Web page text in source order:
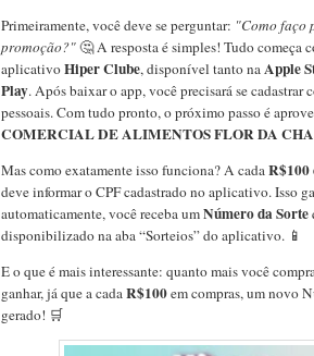
Primeiramente, você deve se perguntar: "Como faço
promoção?"🤔 A resposta é simples! Tudo começa
aplicativoHiper Clube, disponível tanto naApple
Play. Após baixar o app, você precisará se cadastrar
pessoais. Com tudo pronto, o próximo passo é
COMERCIAL DE ALIMENTOS FLOR DA
Mas como exatamente isso funciona? A cadaR$100
deve informar o CPF cadastrado no aplicativo. Isso
automaticamente, você receba umNúmero da Sorte
disponibilizado na aba “Sorteios” do aplicativo. 📱
E o que é mais interessante: quanto mais você
ganhar, já que a cadaR$100em compras, um novo
gerado! 🛒